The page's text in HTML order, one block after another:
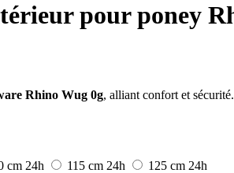
pour poney
Rhino Wug 0g, alliant confort et sécurité.
cm 24h 115 cm 24h 125 cm 24h